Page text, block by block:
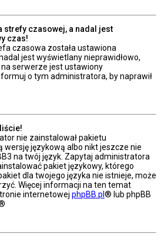
strefy czasowej, a nadal jest
czas!
czasowa została ustawiona
jest wyświetlany nieprawidłowo,
serwerze jest ustawiony
o tym administratora, by naprawił
nie zainstalował pakietu
wersję językową albo nikt jeszcze nie
na twój język. Zapytaj administratora
pakiet językowy, którego
dla twojego języka nie istnieje, może
Więcej informacji na ten temat
internetowej phpBB.pl ® lub phpBB